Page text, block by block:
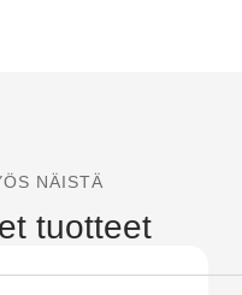
NÄISTÄ
tuotteet